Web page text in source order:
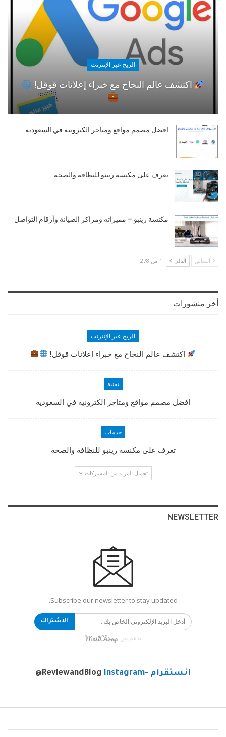
الربح عبر الإنترنت
اكتشف عالم النجاح مع خبراء إعلانات قوقل!
افضل مصمم مواقع ومتاجر الكترونية في السعودية
تعرف على مكنسة رينبو للنظافة والصحة
مكنسة رينبو – مميزاته ومراكز الصيانة وأرقام التواصل
السابق التالي 1 من 278
أخر منشورات
الربح عبر الإنترنت
اكتشف عالم النجاح مع خبراء إعلانات قوقل!
تقنية
افضل مصمم مواقع ومتاجر الكترونية في السعودية
خدمات
تعرف على مكنسة رينبو للنظافة والصحة
تحميل المزيد من المشاركات
NEWSLETTER
Subscribe our newsletter to stay updated.
الاشتراك
بدعم من
انستقرام -Instagram @ReviewandBlog